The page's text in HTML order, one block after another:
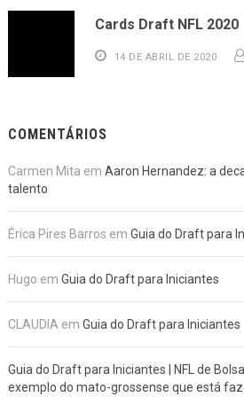
Cards Draft NFL 2020
14 DE ABRIL DE 2020
COMENTÁRIOS
Carmen Mita emAaron Hernandez: a
talento
Érica Pires Barros emGuia do Draft para
Hugo emGuia do Draft para Iniciantes
CLAUDIA emGuia do Draft para Iniciantes
Guia do Draft para Iniciantes | NFL de Bolsa
exemplo do mato-grossense que está